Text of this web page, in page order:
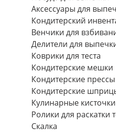
Аксессуары для
Кондитерский
Венчики для
Делители для
Коврики для теста
Кондитерские мешки
Кондитерские прессы
Кондитерские
Кулинарные кисточки
Ролики для раскатки
Скалка